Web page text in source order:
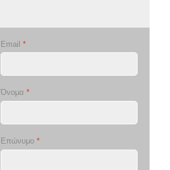
Email *
Όνομα *
Επώνυμο *